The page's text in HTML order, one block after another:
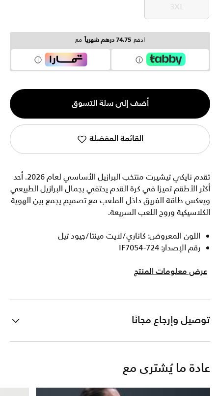
3XL
3XL
ادفع 74.75 درهم شهرياً مع
الكمية
1
أضف إلى سلة التسوق
القائمة المفضلة
تقدم نايكي تيشيرت منتخب البرازيل الأساسي لعام 2026. أحد
أكثر الأطقم تميزا في كرة القدم يحتفي بجمال البرازيل الطبيعي
ويعكس طاقة الفريق داخل الملعب مع تصميم يجمع بين الهوية
الكلاسيكية وروح اللعب السريعة.
اللون المعروض: كاناري/لايت مينتا/جيود تيل
رقم الإصدار: IF7054-724
عرض معلومات المنتج
توصيل وإرجاع مجانًا
عادة ما يُشترى مع